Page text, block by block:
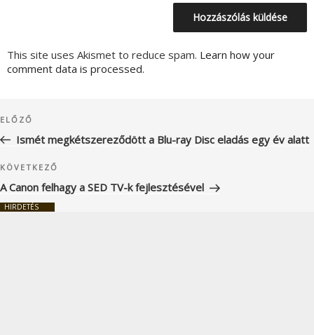
This site uses Akismet to reduce spam. Learn how your
comment data is processed.
navigáció
Korábbi
bejegyzés
ELŐZŐ
Ismét megkétszereződött a Blu-ray Disc eladás egy év alatt
Következő
bejegyzés
KÖVETKEZŐ
A Canon felhagy a SED TV-k fejlesztésével
HIRDETÉS